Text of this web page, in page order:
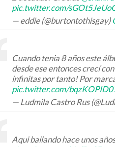
pic.twitter.com/
— eddie (@burtontothisgay)
Cuando tenia 8 años este
desde ese entonces crecí
infinitas por tanto! Por
pic.twitter.com/
— Ludmila Castro Rus
Aqui bailando hace unos